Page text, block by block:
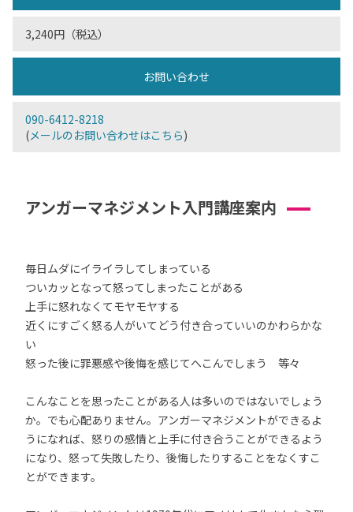
3,240円（税込）
お問い合わせ
090-6412-8218
(メールのお問い合わせはこちら)
アンガーマネジメント入門講座案内
毎日ムダにイライラしてしまっている
ついカッとなって怒ってしまったことがある
上手に怒れなくてモヤモヤする
近くにすごく怒る人がいてどう付き合っていいのかわらかな
い
怒った後に罪悪感や後悔を感じてへこんでしまう 等々
こんなことを思ったことがある人は多いのではないでしょう
か。でも心配ありません。アンガーマネジメントができるよ
うになれば、怒りの感情と上手に付き合うことができるよう
になり、怒って失敗したり、後悔したりすることをなくすこ
とができます。